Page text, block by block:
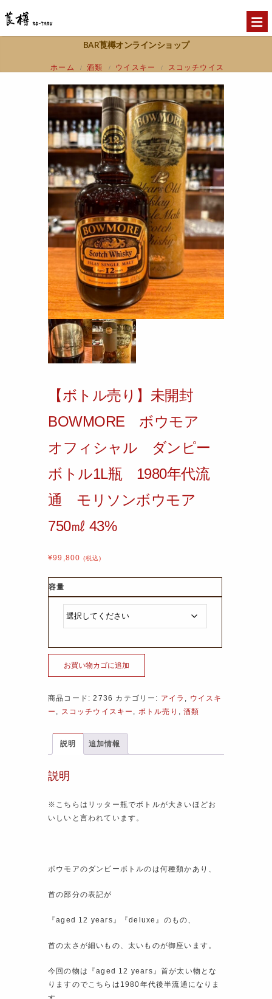
BAR莨樽オンラインショップ
ホーム / 酒類 / ウイスキー /
スコッチウイス
BOWMORE ボウモア オフィシャル ダンピ
ーボトル1L瓶 1980年代流通 モリソンボウモ
ア 750㎖ 43%
【ボトル売り】未開封
BOWMORE ボウモア
オフィシャル ダンピー
ボトル1L瓶 1980年代流
通 モリソンボウモア
750㎖ 43%
¥99,800 (税込)
容量
お買い物カゴに追加
商品コード:2736 カテゴリー: アイラ , ウイスキ
ー , スコッチウイスキー , ボトル売り ,酒類
説明 追加情報
説明
※こちらはリッター瓶でボトルが大きいほどお
いしいと言われています。
ボウモアのダンピーボトルのは何種類かあり、
首の部分の表記が
『aged 12 years』『deluxe』のもの、
首の太さが細いもの、太いものが御座います。
今回の物は『aged 12 years』首が太い物とな
りますのでこちらは1980年代後半流通になりま